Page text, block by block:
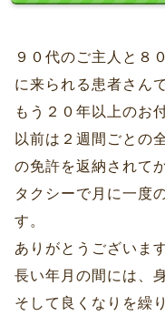
９０代のご主人と８
に来られる患者さん
もう２０年以上のお
以前は２週間ごとの
の免許を返納されて
タクシーで月に一度
す。
ありがとうございます
長い年月の間には、
そして良くなりを繰